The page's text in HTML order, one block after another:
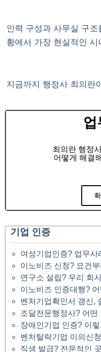
인력 구성과 사무실 구
황에서 가장 현실적인
지금까지 행정사 최의란
업
최의란 행정
어떻게 해결
기업 인증
여성기업인증? 업무사
이노비즈 신청? 요건
연구소 설립? 우리 회
이노비즈 인증대행?
벤처기업확인서 갱신,
조달전문행정사? 어
장애인기업 인증? 이
벤처탈락기업 이의신
직생 발급? 전문적인